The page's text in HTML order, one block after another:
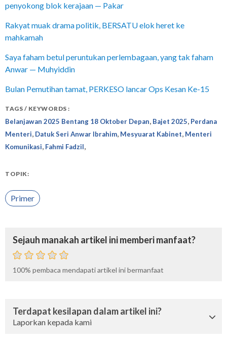
penyokong blok kerajaan — Pakar
Rakyat muak drama politik, BERSATU elok heret ke
mahkamah
Saya faham betul peruntukan perlembagaan, yang tak faham
Anwar — Muhyiddin
Bulan Pemutihan tamat, PERKESO lancar Ops Kesan Ke-15
TAGS / KEYWORDS :
Belanjawan 2025 Bentang 18 Oktober Depan, Bajet 2025, Perdana
Menteri, Datuk Seri Anwar Ibrahim, Mesyuarat Kabinet, Menteri
Komunikasi, Fahmi Fadzil,
TOPIK:
Primer
Sejauh manakah artikel ini memberi manfaat?
100% pembaca mendapati artikel ini bermanfaat
Terdapat kesilapan dalam artikel ini?
Laporkan kepada kami